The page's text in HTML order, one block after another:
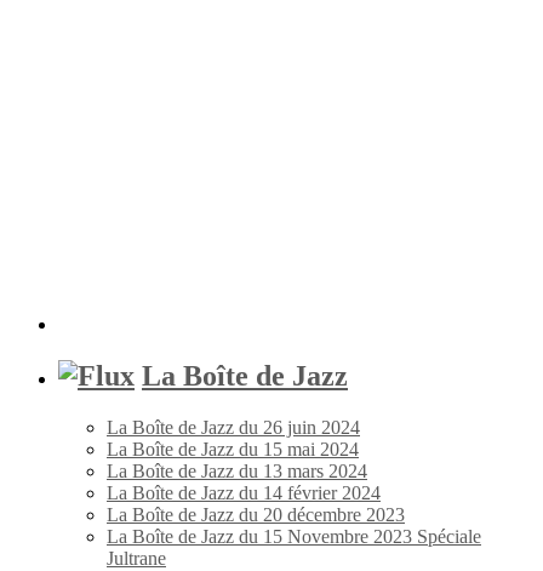
La Boîte de Jazz
La Boîte de Jazz du 26 juin 2024
La Boîte de Jazz du 15 mai 2024
La Boîte de Jazz du 13 mars 2024
La Boîte de Jazz du 14 février 2024
La Boîte de Jazz du 20 décembre 2023
La Boîte de Jazz du 15 Novembre 2023 Spéciale
Jultrane